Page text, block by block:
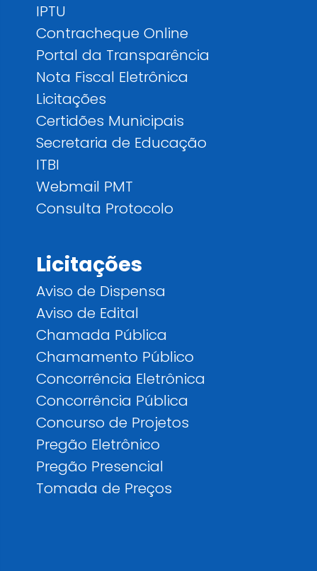
IPTU
Contracheque Online
Portal da Transparência
Nota Fiscal Eletrônica
Licitações
Certidões Municipais
Secretaria de Educação
ITBI
Webmail PMT
Consulta Protocolo
Licitações
Aviso de Dispensa
Aviso de Edital
Chamada Pública
Chamamento Público
Concorrência Eletrônica
Concorrência Pública
Concurso de Projetos
Pregão Eletrônico
Pregão Presencial
Tomada de Preços